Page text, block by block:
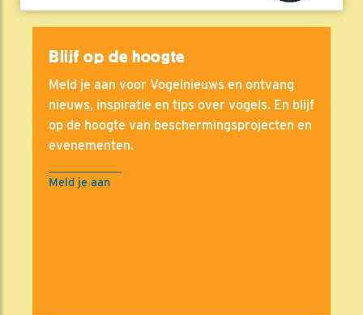
Blijf op de hoogte
Meld je aan voor Vogelnieuws en ontvang
nieuws, inspiratie en tips over vogels. En blijf
op de hoogte van beschermingsprojecten en
evenementen.
Meld je aan